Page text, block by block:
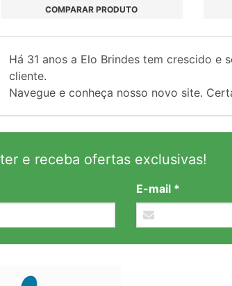
COMPARAR PRODUTO
Há 31 anos a Elo Brindes tem crescido e
cliente.
Navegue e conheça nosso novo site.
e receba ofertas exclusivas!
E-mail *